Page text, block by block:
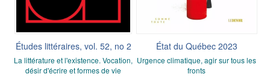
Études littéraires, vol. 52, no 2
La littérature et l'existence. Vocation,
désir d'écrire et formes de vie
État du Québec 2023
Urgence climatique, agir sur tous les
fronts